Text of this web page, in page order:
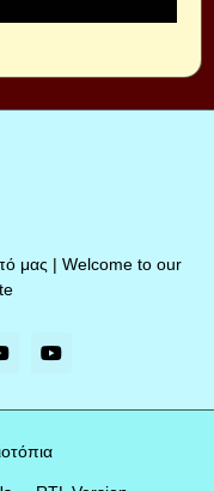
μας | Welcome to our